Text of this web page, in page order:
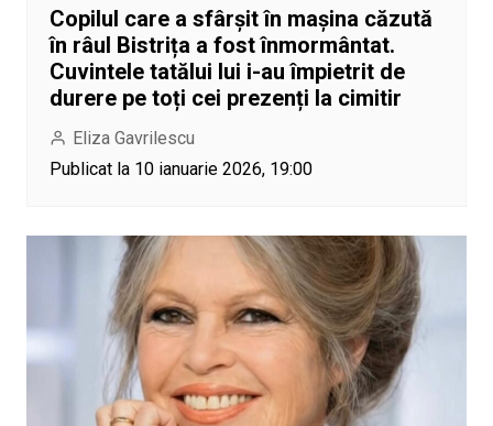
Copilul care a sfârșit în mașina căzută
în râul Bistrița a fost înmormântat.
Cuvintele tatălui lui i-au împietrit de
durere pe toți cei prezenți la cimitir
Eliza Gavrilescu
Publicat la 10 ianuarie 2026, 19:00